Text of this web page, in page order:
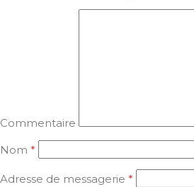
Commentaire
Nom *
Adresse de messagerie *